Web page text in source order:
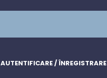
AUTENTIFICARE / ÎNREGISTRARE